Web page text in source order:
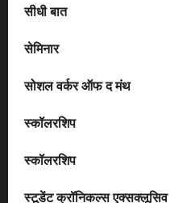
सीधी बात
सेमिनार
सोशल वर्कर ऑफ द मंथ
स्कॉलरशिप
स्कॉलरशिप
स्टूडेंट क्रॉनिकल्स एक्सक्लूसिव